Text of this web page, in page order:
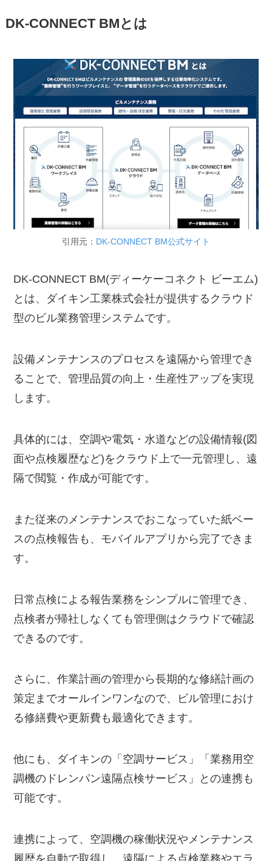
DK-CONNECT BMとは
引用元： DK-CONNECT BM公式サイト
DK-CONNECT BM(ディーケーコネクト ビーエム)
とは、ダイキン工業株式会社が提供するクラウド
型のビル業務管理システムです。
設備メンテナンスのプロセスを遠隔から管理でき
ることで、管理品質の向上・生産性アップを実現
します。
具体的には、空調や電気・水道などの設備情報(図
面や点検履歴など)をクラウド上で一元管理し、遠
隔で閲覧・作成が可能です。
また従来のメンテナンスでおこなっていた紙ベー
スの点検報告も、モバイルアプリから完了できま
す。
日常点検による報告業務をシンプルに管理でき、
点検者が帰社しなくても管理側はクラウドで確認
できるのです。
さらに、作業計画の管理から長期的な修繕計画の
策定までオールインワンなので、ビル管理におけ
る修繕費や更新費も最適化できます。
他にも、ダイキンの「空調サービス」「業務用空
調機のドレンパン遠隔点検サービス」との連携も
可能です。
連携によって、空調機の稼働状況やメンテナンス